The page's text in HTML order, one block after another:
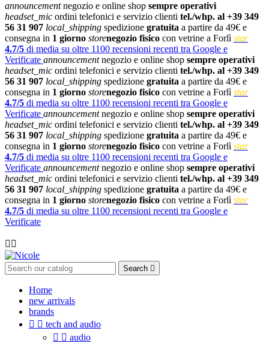
announcementnegozio e online shop sempre operativi
headset_mic ordini telefonici e servizio clienti tel./whp. al +39 349
56 31 907 local_shipping spedizione gratuita a partire da 49€ e
consegna in 1 giorno storenegozio fisico con vetrine a Forlì star
4.7/5 di media su oltre 1100 recensioni recenti tra Google e
Verificate announcementnegozio e online shop sempre operativi
headset_mic ordini telefonici e servizio clienti tel./whp. al +39 349
56 31 907 local_shipping spedizione gratuita a partire da 49€ e
consegna in 1 giorno storenegozio fisico con vetrine a Forlì star
4.7/5 di media su oltre 1100 recensioni recenti tra Google e
Verificate announcementnegozio e online shop sempre operativi
headset_mic ordini telefonici e servizio clienti tel./whp. al +39 349
56 31 907 local_shipping spedizione gratuita a partire da 49€ e
consegna in 1 giorno storenegozio fisico con vetrine a Forlì star
4.7/5 di media su oltre 1100 recensioni recenti tra Google e
Verificate announcementnegozio e online shop sempre operativi
headset_mic ordini telefonici e servizio clienti tel./whp. al +39 349
56 31 907 local_shipping spedizione gratuita a partire da 49€ e
consegna in 1 giorno storenegozio fisico con vetrine a Forlì star
4.7/5 di media su oltre 1100 recensioni recenti tra Google e
Verificate

Search 
Home
new arrivals
brands
  tech and audio
  audio